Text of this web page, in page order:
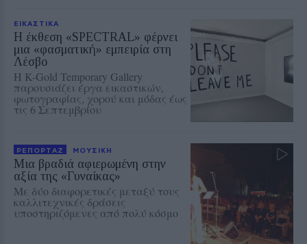
ΕΙΚΑΣΤΙΚΑ
Η έκθεση «SPECTRAL» φέρνει
μια «φασματική» εμπειρία στη
Λέσβο
Η K-Gold Temporary Gallery
παρουσιάζει έργα εικαστικών,
φωτογραφίας, χορού και μόδας έως
τις 6 Σεπτεμβρίου
ΡΕΠΟΡΤΑΖ ΜΟΥΣΙΚΗ
Μια βραδιά αφιερωμένη στην
αξία της «Γυναίκας»
Με δύο διαφορετικές μεταξύ τους
καλλιτεχνικές δράσεις
υποστηριζόμενες από πολύ κόσμο